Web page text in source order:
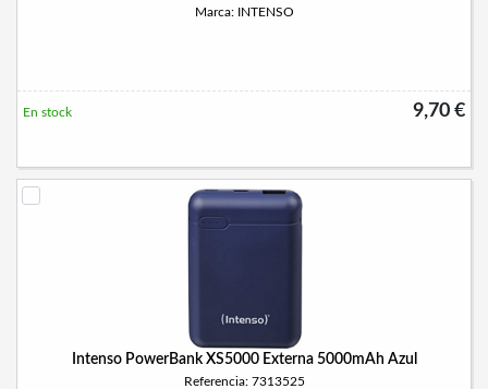
Marca: INTENSO
9,70 €
En stock
Intenso PowerBank XS5000 Externa 5000mAh Azul
Referencia: 7313525